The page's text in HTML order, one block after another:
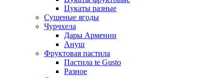
Цукаты разные
Сушеные ягоды
Чурчхела
Дары Армении
Ануш
Фруктовая пастила
Пастила te Gusto
Разное